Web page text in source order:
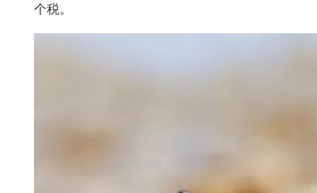
个税。